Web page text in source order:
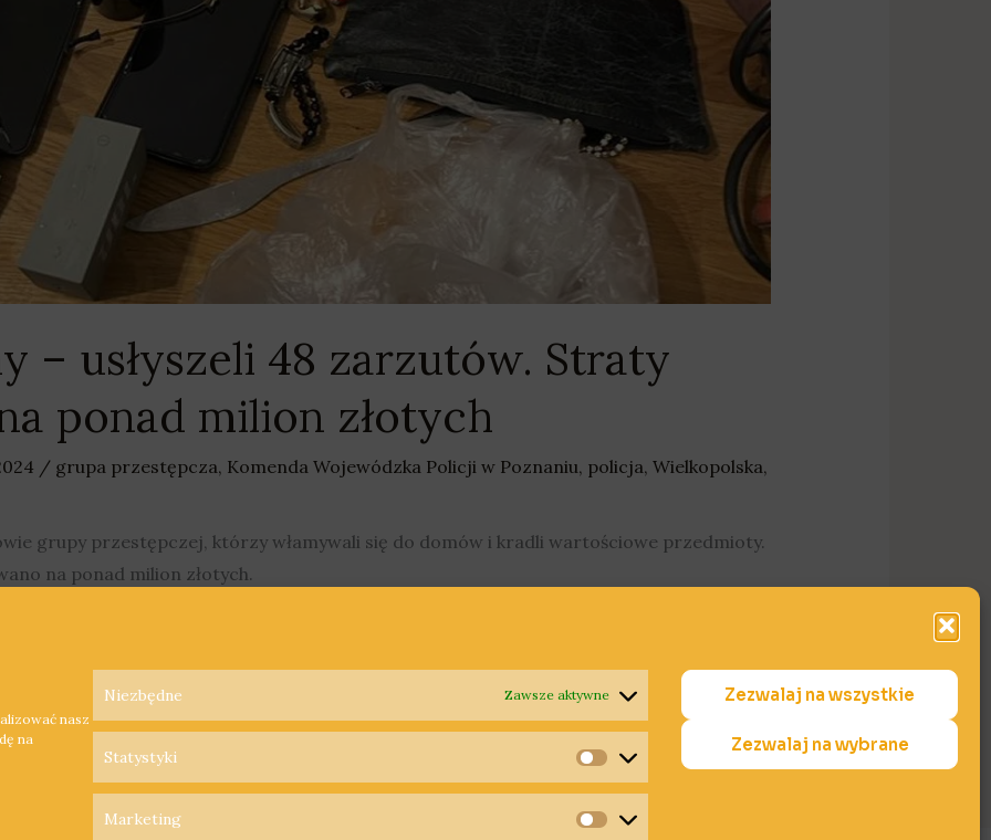
nasz
na
Niezbędne Zawsze aktywne
Statystyki
Statystyki
Marketing
Zezwalaj na wszystkie
Zezwalaj na wybrane
– usłyszeli 48 zarzutów. Straty
ponad milion złotych
/ grupa przestępcza, Komenda Wojewódzka Policji w Poznaniu, policja, Wielkopolska,
grupy przestępczej, którzy włamywali się do domów i kradli wartościowe przedmioty.
na ponad milion złotych.